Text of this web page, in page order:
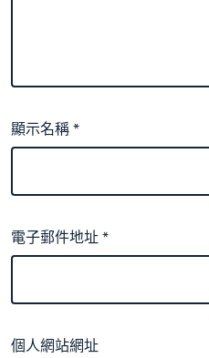
顯示名稱*
電子郵件地址*
個人網站網址